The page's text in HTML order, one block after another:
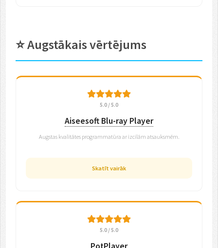
⭐ Augstākais vērtējums
5.0 / 5.0
Aiseesoft Blu-ray Player
Augstas kvalitātes programmatūra ar izcilām atsauksmēm.
Skatīt vairāk
5.0 / 5.0